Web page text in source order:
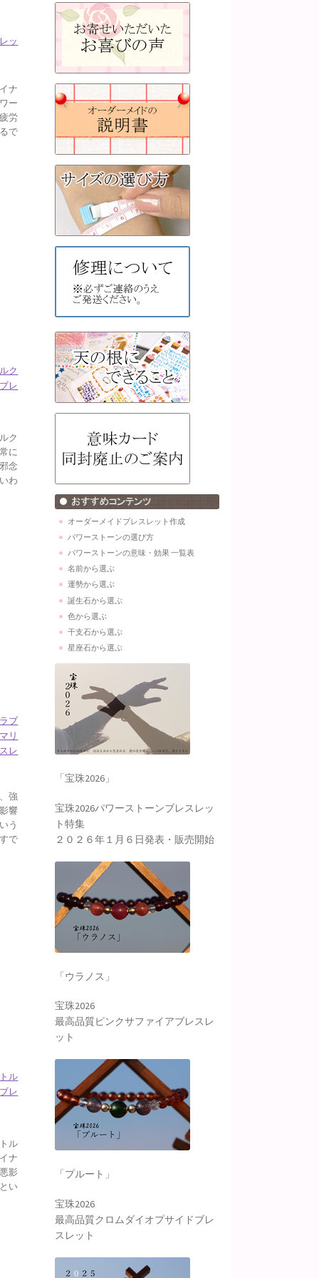
ッ
ナ
ー
労
で
ク
レ
ク
に
念
わ
ブ
リ
レ
強
響
う
で
ル
レ
ル
ナ
影
い
オーダーメイドブレスレット作成
パワーストーンの選び方
パワーストーンの意味・効果 一覧表
名前から選ぶ
運勢から選ぶ
誕生石から選ぶ
色から選ぶ
干支石から選ぶ
星座石から選ぶ
「宝珠2026」
宝珠2026パワーストーンブレスレッ
ト特集
２０２６年１月６日発表・販売開始
「ウラノス」
宝珠2026
最高品質ピンクサファイアブレスレ
ット
「プルート」
宝珠2026
最高品質クロムダイオプサイドブレ
スレット